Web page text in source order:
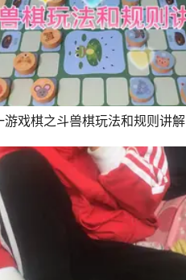
游戏棋之斗兽棋玩法和规则讲解